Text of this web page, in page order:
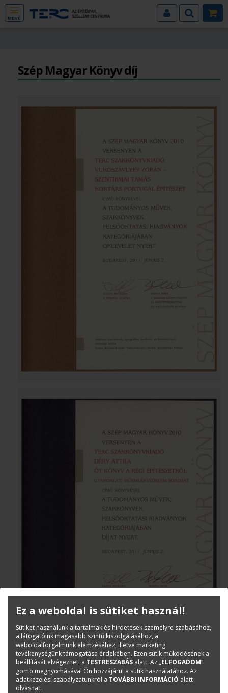
MENÜ
Szép Magyar Könyv díj
Ez a weboldal is sütiket használ!
Sütiket használunk a tartalmak és hirdetések személyre szabásához,
a látogatóink magasabb szintű kiszolgálásához, a
weboldalforgalmunk elemzéséhez, illetve marketing
tevékenységünk támogatása érdekében. Ezen sütik működésének a
beállítását elvégezheti a TESTRESZABÁS alatt. Az „ELFOGADOM”
gomb megnyomásával Ön hozzájárul a sütik használatához. Az
adatkezelési szabályzatunkról a TOVÁBBI INFORMÁCIÓ alatt
olvashat.